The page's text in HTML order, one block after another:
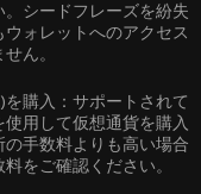
シードフレーズを紛失
ウォレットへのアクセス
ん。
を購入： サポートされて
用して仮想通貨を購入
の手数料よりも高い場合
をご確認ください。